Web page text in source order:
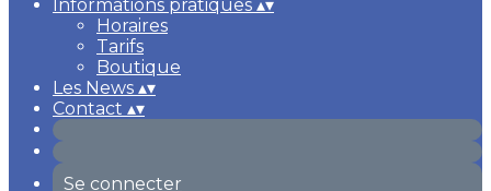
Informations pratiques ▴▾
Horaires
Tarifs
Boutique
Les News ▴▾
Contact ▴▾
Se connecter